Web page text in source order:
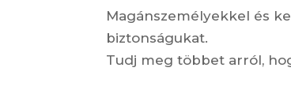
Magánszemélyekkel és
biztonságukat.
Tudj meg többet arról,